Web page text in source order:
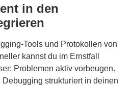
in den
Tools und Protokollen von
kannst du im Ernstfall
Problemen aktiv vorbeugen.
strukturiert in deinen